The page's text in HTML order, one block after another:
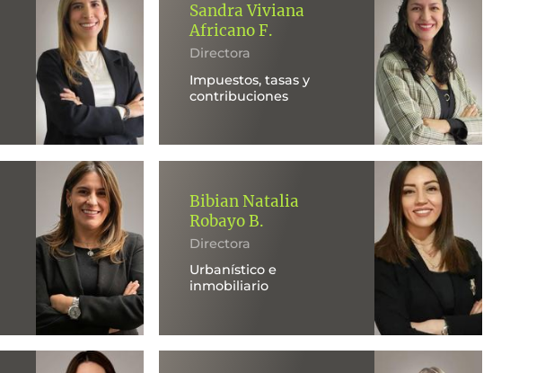
Sandra Viviana
Africano F.
Directora
Impuestos, tasas y
contribuciones
Bibian Natalia
Robayo B.
Directora
Urbanístico e
inmobiliario